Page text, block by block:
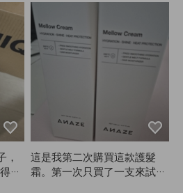
雖
定
。
頭
怪
產
效
有很滿意，但適合的人可能會
很喜歡。另外，顏色要比想像
中多停留一會兒才會顯色。
，
很
這是我第二次購買這款護髮
霜。第一次只買了一支來試